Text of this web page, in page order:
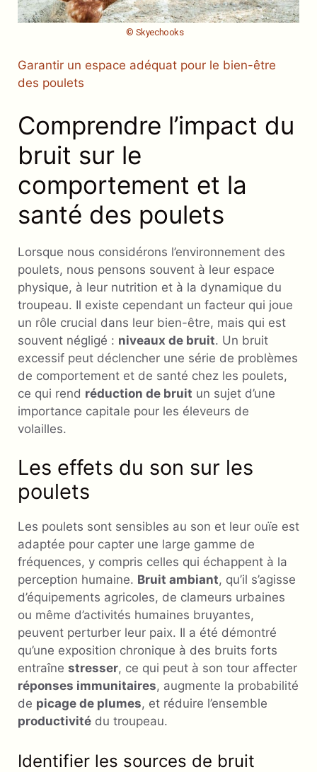
© Skyechooks
Garantir un espace adéquat pour le bien-être
des poulets
Comprendre l’impact du
bruit sur le
comportement et la
santé des poulets
Lorsque nous considérons l’environnement des
poulets, nous pensons souvent à leur espace
physique, à leur nutrition et à la dynamique du
troupeau. Il existe cependant un facteur qui joue
un rôle crucial dans leur bien-être, mais qui est
souvent négligé : niveaux de bruit. Un bruit
excessif peut déclencher une série de problèmes
de comportement et de santé chez les poulets,
ce qui rend réduction de bruit un sujet d’une
importance capitale pour les éleveurs de
volailles.
Les effets du son sur les
poulets
Les poulets sont sensibles au son et leur ouïe est
adaptée pour capter une large gamme de
fréquences, y compris celles qui échappent à la
perception humaine. Bruit ambiant, qu’il s’agisse
d’équipements agricoles, de clameurs urbaines
ou même d’activités humaines bruyantes,
peuvent perturber leur paix. Il a été démontré
qu’une exposition chronique à des bruits forts
entraîne stresser, ce qui peut à son tour affecter
réponses immunitaires, augmente la probabilité
de picage de plumes, et réduire l’ensemble
productivité du troupeau.
Identifier les sources de bruit